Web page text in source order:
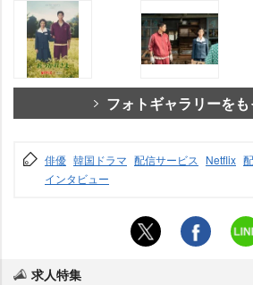
フォトギャラリーを
俳優 韓国ドラマ 配信サービス Netflix
インタビュー
求人特集